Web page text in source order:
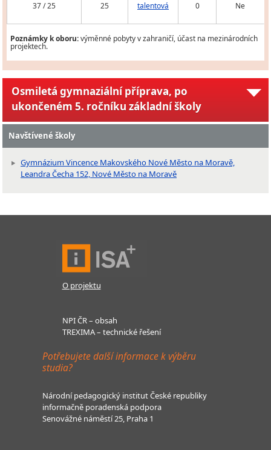
37 / 25 25 talentová 0 Ne
Poznámky k oboru:výměnné pobyty v zahraničí, účast na mezinárodních
projektech.
Osmiletá gymnaziální příprava, po
ukončeném 5. ročníku základní školy
Navštívené školy
Gymnázium Vincence Makovského Nové Město na Moravě,
Leandra Čecha 152, Nové Město na Moravě
O projektu
NPI ČR – obsah
TREXIMA – technické řešení
Potřebujete další informace k výběru
studia?
Národní pedagogický institut České republiky
informačně poradenská podpora
Senovážné náměstí 25, Praha 1